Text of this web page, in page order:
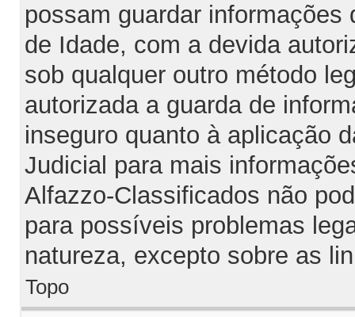
possam guardar
de Idade, com a devida
sob qualquer outro método
autorizada a guarda de
inseguro quanto à aplicação
Judicial para mais
Alfazzo-Classificados não
para possíveis problemas
natureza, excepto sobre as
Topo